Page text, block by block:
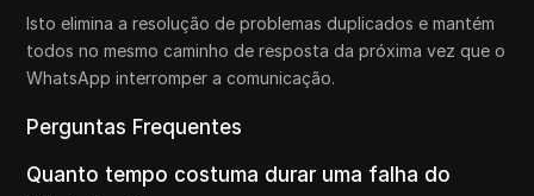
Isto elimina a resolução de problemas duplicados e mantém
todos no mesmo caminho de resposta da próxima vez que o
WhatsApp interromper a comunicação.
Perguntas Frequentes
Quanto tempo costuma durar uma falha do